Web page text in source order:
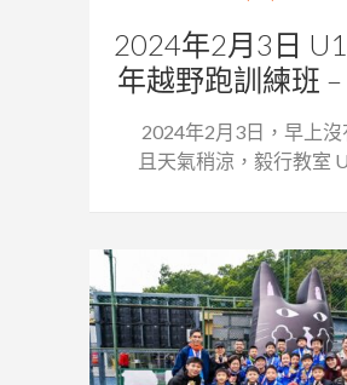
2024年2月3日
年越野跑訓練班 –
2024年2月3日，早上
且天氣稍涼，毅行教室